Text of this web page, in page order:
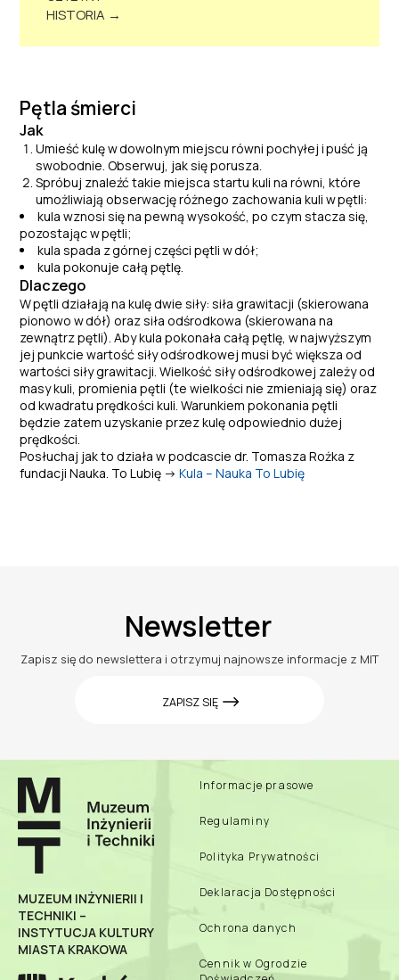
HISTORIA →
Pętla śmierci
Jak
Umieść kulę wdowolnym miejscu równi pochyłej ipuść ją
swobodnie. Obserwuj, jak się porusza.
Spróbuj znaleźć takie miejsca startu kuli na równi, które
umożliwiają obserwację różnego zachowania kuli wpętli:
kula wznosi się na pewną wysokość, po czym stacza się,
pozostając wpętli;
kula spada zgórnej części pętli wdół;
kula pokonuje całą pętlę.
Dlaczego
Wpętli działają na kulę dwie siły: siła grawitacji (skierowana
pionowo wdół) oraz siła odśrodkowa (skierowana na
zewnątrz pętli).Aby kula pokonała całą pętlę, wnajwyższym
jej punkcie wartość siły odśrodkowej musi być większa od
wartości siły grawitacji. Wielkość siły odśrodkowej zależy od
masy kuli, promienia pętli (te wielkości nie zmieniają się) oraz
od kwadratu prędkości kuli. Warunkiem pokonania pętli
będzie zatem uzyskanie przez kulę odpowiednio dużej
prędkości.
Posłuchaj jak to działa w podcascie dr. Tomasza Rożka z
fundacji Nauka. To Lubię ->Kula – Nauka To Lubię
Newsletter
Zapisz się do newslettera i otrzymuj najnowsze informacje z MIT
ZAPISZ SIĘ
MUZEUM INŻYNIERII I
TECHNIKI –
INSTYTUCJA KULTURY
MIASTA KRAKOWA
Informacje prasowe
Regulaminy
Polityka Prywatności
Deklaracja Dostępności
Ochrona danych
Cennik w Ogrodzie